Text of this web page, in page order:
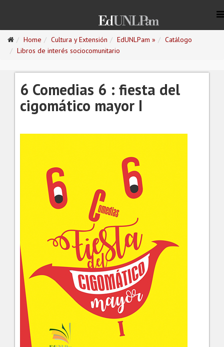
Home Cultura y Extensión EdUNLPam »
Catálogo
Libros de interés sociocomunitario
6 Comedias 6 : fiesta del
cigomático mayor I